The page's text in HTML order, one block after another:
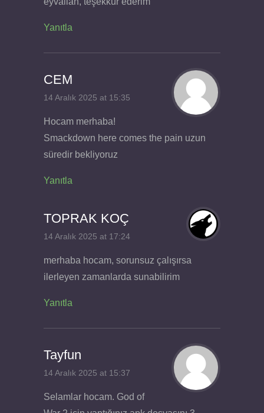
Yanıtla
CEM
14 Aralık 2025 at 15:35
Hocam merhaba!
Smackdown here comes the pain uzun
süredir bekliyoruz
Yanıtla
TOPRAK KOÇ
14 Aralık 2025 at 17:24
merhaba hocam, sorunsuz çalışırsa
ilerleyen zamanlarda sunabilirim
Yanıtla
Tayfun
14 Aralık 2025 at 15:37
Selamlar hocam. God of